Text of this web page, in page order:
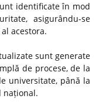
identificate în mod
asigurându-se
acestora.
sunt generate
de procese, de la
universitate, până la
național.